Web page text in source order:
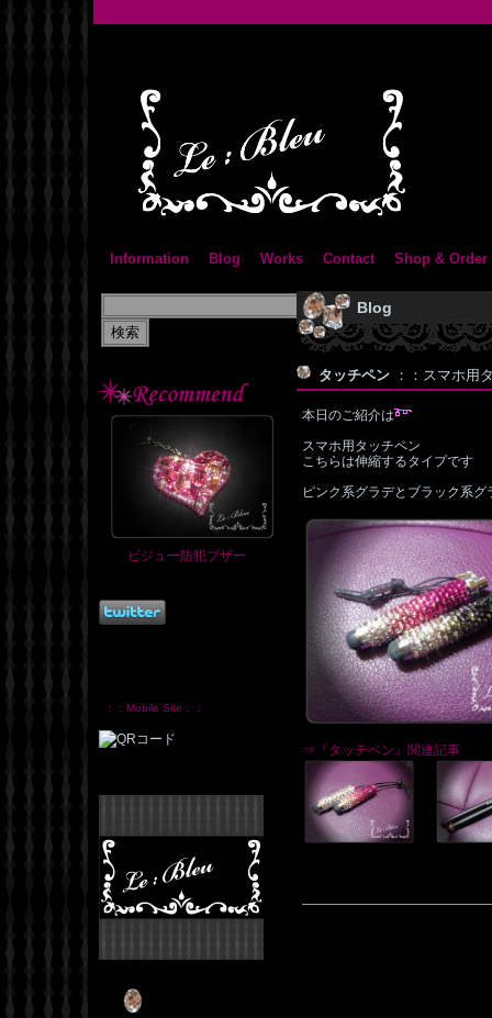
Information Blog Works Contact Shop & Order
ビジュー防犯ブザー
：：Mobile Site：：
Blog
タッチペン ：：スマホ用
本日のご紹介は
スマホ用タッチペン
こちらは伸縮するタイプです
ピンク系グラデとブラック系グ
⇒『タッチペン』関連記事